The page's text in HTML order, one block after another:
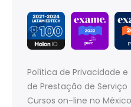
Política de Privacidade
de Prestação de Serviço
Cursos on-line no México